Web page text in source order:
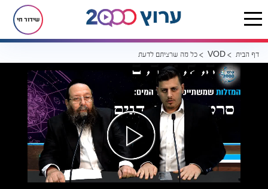
שידור חי
דף הבית VOD כל מה שרציתם לדעת על שמות מזלות וכתב היד של האדם!